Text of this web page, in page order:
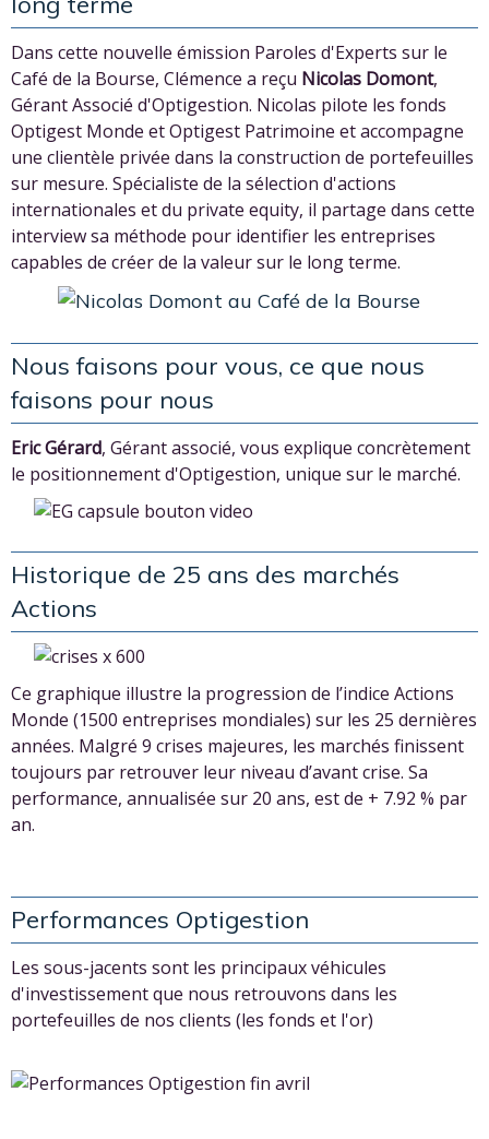
Dans cette nouvelle émission Paroles d'Experts sur le
Café de la Bourse, Clémence a reçu Nicolas Domont,
Gérant Associé d'Optigestion. Nicolas pilote les fonds
Optigest Monde et Optigest Patrimoine et accompagne
une clientèle privée dans la construction de portefeuilles
sur mesure. Spécialiste de la sélection d'actions
internationales et du private equity, il partage dans cette
interview sa méthode pour identifier les entreprises
capables de créer de la valeur sur le long terme.
Nous faisons pour vous, ce que nous
faisons pour nous
Eric Gérard, Gérant associé, vous explique concrètement
le positionnement d'Optigestion, unique sur le marché.
Historique de 25 ans des marchés
Actions
Ce graphique illustre la progression de l’indice Actions
Monde (1500 entreprises mondiales) sur les 25 dernières
années. Malgré 9 crises majeures, les marchés finissent
toujours par retrouver leur niveau d’avant crise. Sa
performance, annualisée sur 20 ans, est de + 7.92 % par
an.
Performances Optigestion
Les sous-jacents sont les principaux véhicules
d'investissement que nous retrouvons dans les
portefeuilles de nos clients (les fonds et l'or)